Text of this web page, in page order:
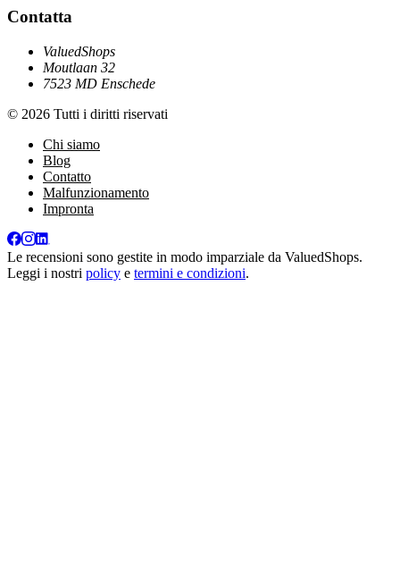
Contatta
ValuedShops
Moutlaan 32
7523 MD Enschede
© 2026 Tutti i diritti riservati
Chi siamo
Blog
Contatto
Malfunzionamento
Impronta
Le recensioni sono gestite in modo imparziale da ValuedShops.
Leggi i nostri policy e termini e condizioni.